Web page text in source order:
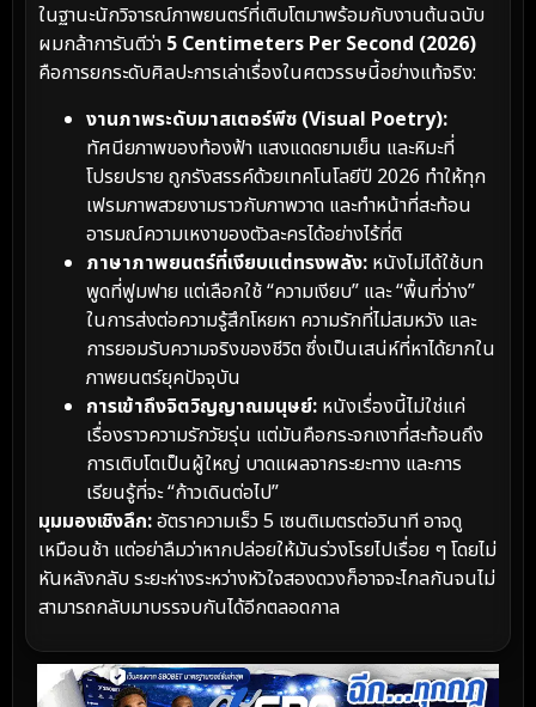
ในฐานะนักวิจารณ์ภาพยนตร์ที่เติบโตมาพร้อมกับงานต้นฉบับ
ผมกล้าการันตีว่า 5 Centimeters Per Second (2026)
คือการยกระดับศิลปะการเล่าเรื่องในศตวรรษนี้อย่างแท้จริง:
งานภาพระดับมาสเตอร์พีซ (Visual Poetry):
ทัศนียภาพของท้องฟ้า แสงแดดยามเย็น และหิมะที่
โปรยปราย ถูกรังสรรค์ด้วยเทคโนโลยีปี 2026 ทำให้ทุก
เฟรมภาพสวยงามราวกับภาพวาด และทำหน้าที่สะท้อน
อารมณ์ความเหงาของตัวละครได้อย่างไร้ที่ติ
ภาษาภาพยนตร์ที่เงียบแต่ทรงพลัง: หนังไม่ได้ใช้บท
พูดที่ฟูมฟาย แต่เลือกใช้ “ความเงียบ” และ “พื้นที่ว่าง”
ในการส่งต่อความรู้สึกโหยหา ความรักที่ไม่สมหวัง และ
การยอมรับความจริงของชีวิต ซึ่งเป็นเสน่ห์ที่หาได้ยากใน
ภาพยนตร์ยุคปัจจุบัน
การเข้าถึงจิตวิญญาณมนุษย์: หนังเรื่องนี้ไม่ใช่แค่
เรื่องราวความรักวัยรุ่น แต่มันคือกระจกเงาที่สะท้อนถึง
การเติบโตเป็นผู้ใหญ่ บาดแผลจากระยะทาง และการ
เรียนรู้ที่จะ “ก้าวเดินต่อไป”
มุมมองเชิงลึก:อัตราความเร็ว 5 เซนติเมตรต่อวินาที อาจดู
เหมือนช้า แต่อย่าลืมว่าหากปล่อยให้มันร่วงโรยไปเรื่อย ๆ โดยไม่
หันหลังกลับ ระยะห่างระหว่างหัวใจสองดวงก็อาจจะไกลกันจนไม่
สามารถกลับมาบรรจบกันได้อีกตลอดกาล